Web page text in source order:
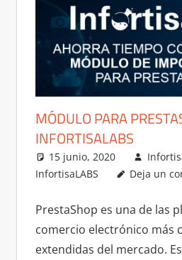
MÓDULO PARA
INFORTISALABS
15 junio, 2020
InfortisaLABS
Deja un
PrestaShop es una de las
comercio electrónico más
extendidas del mercado.